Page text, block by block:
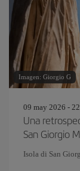
Imagen: Giorgio G
09 may 2026 -
Una
San Giorgio
Isola di San